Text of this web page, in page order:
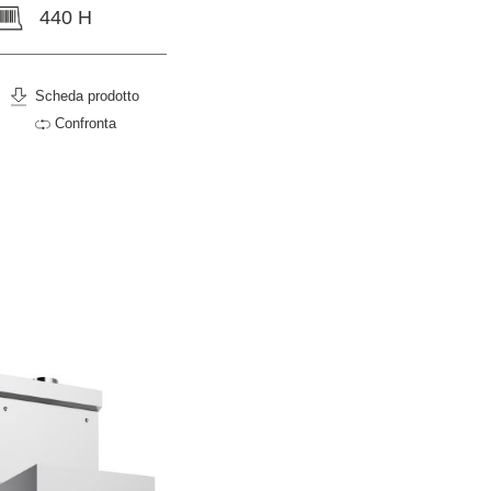
440 H
Scheda prodotto
Confronta